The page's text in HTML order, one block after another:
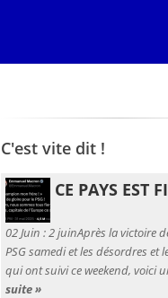
C'est vite dit !
CE PAYS EST
02 Juin :2 juinAprès la victoire
PSG samedi et les désordres et
qui ont suivi ce weekend, voici
suite »